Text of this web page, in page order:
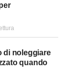
di noleggiare
quando